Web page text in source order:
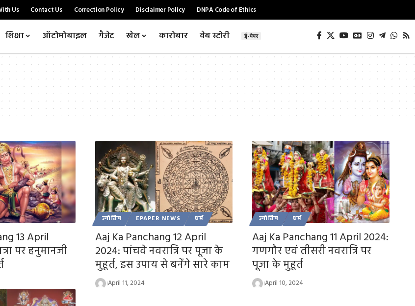
Us Contact Us Correction Policy Disclaimer Policy DNPA Code of Ethics
शिक्षा ऑटोमोबाइल गैजेट खेल कारोबार वेब स्टोरी ई-पेपर
13 April
पर हनुमानजी
ज्योतिष EPAPER NEWS धर्म
Aaj Ka Panchang 12 April
2024: पांचवे नवरात्रि पर पूजा के
मुहूर्त, इस उपाय से बनेंगे सारे काम
April 11, 2024
ज्योतिष धर्म
Aaj Ka Panchang 11 April 2024:
गणगौर एवं तीसरी नवरात्रि पर
पूजा के मुहूर्त
April 10, 2024